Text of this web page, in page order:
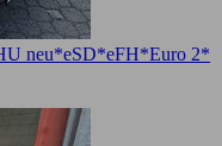
neu*eSD*eFH*Euro 2*